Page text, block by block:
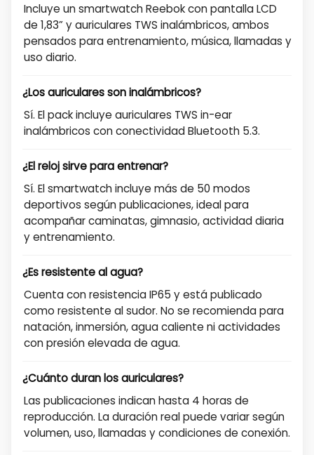
Incluye un smartwatch Reebok con pantalla LCD
de 1,83” y auriculares TWS inalámbricos, ambos
pensados para entrenamiento, música, llamadas y
uso diario.
¿Los auriculares son inalámbricos?
Sí. El pack incluye auriculares TWS in-ear
inalámbricos con conectividad Bluetooth 5.3.
¿El reloj sirve para entrenar?
Sí. El smartwatch incluye más de 50 modos
deportivos según publicaciones, ideal para
acompañar caminatas, gimnasio, actividad diaria
y entrenamiento.
¿Es resistente al agua?
Cuenta con resistencia IP65 y está publicado
como resistente al sudor. No se recomienda para
natación, inmersión, agua caliente ni actividades
con presión elevada de agua.
¿Cuánto duran los auriculares?
Las publicaciones indican hasta 4 horas de
reproducción. La duración real puede variar según
volumen, uso, llamadas y condiciones de conexión.